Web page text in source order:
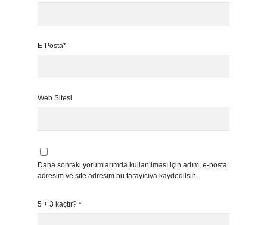
E-Posta*
Web Sitesi
Daha sonraki yorumlarımda kullanılması için adım, e-posta
adresim ve site adresim bu tarayıcıya kaydedilsin.
5 + 3 kaçtır? *